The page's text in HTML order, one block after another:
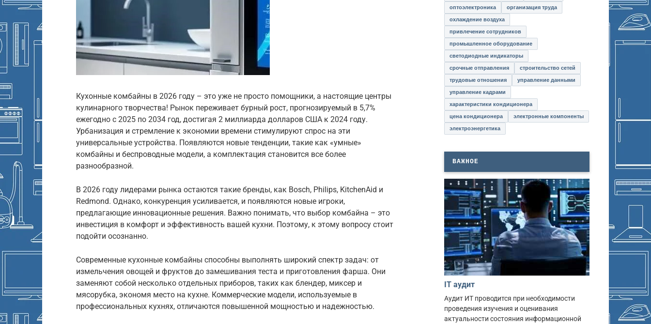
Кухонные комбайны в 2026 году – это уже не просто помощники, а настоящие центры
кулинарного творчества! Рынок переживает бурный рост, прогнозируемый в 5,7%
ежегодно с 2025 по 2034 год, достигая 2 миллиарда долларов США к 2024 году.
Урбанизация и стремление к экономии времени стимулируют спрос на эти
универсальные устройства. Появляются новые тенденции, такие как «умные»
комбайны и беспроводные модели, а комплектация становится все более
разнообразной.
В 2026 году лидерами рынка остаются такие бренды, как Bosch, Philips, KitchenAid и
Redmond. Однако, конкуренция усиливается, и появляются новые игроки,
предлагающие инновационные решения. Важно понимать, что выбор комбайна – это
инвестиция в комфорт и эффективность вашей кухни. Поэтому, к этому вопросу стоит
подойти осознанно.
Современные кухонные комбайны способны выполнять широкий спектр задач: от
измельчения овощей и фруктов до замешивания теста и приготовления фарша. Они
заменяют собой несколько отдельных приборов, таких как блендер, миксер и
мясорубка, экономя место на кухне. Коммерческие модели, используемые в
профессиональных кухнях, отличаются повышенной мощностью и надежностью.
оптоэлектроника организация труда
охлаждение воздуха
привлечение сотрудников
промышленное оборудование
светодиодные индикаторы
срочные отправления строительство сетей
трудовые отношения управление данными
управление кадрами
характеристики кондиционера
цена кондиционера электронные компоненты
электроэнергетика
ВАЖНОЕ
IT аудит
Аудит ИТ проводится при необходимости
проведения изучения и оценивания
актуальности состояния информационной